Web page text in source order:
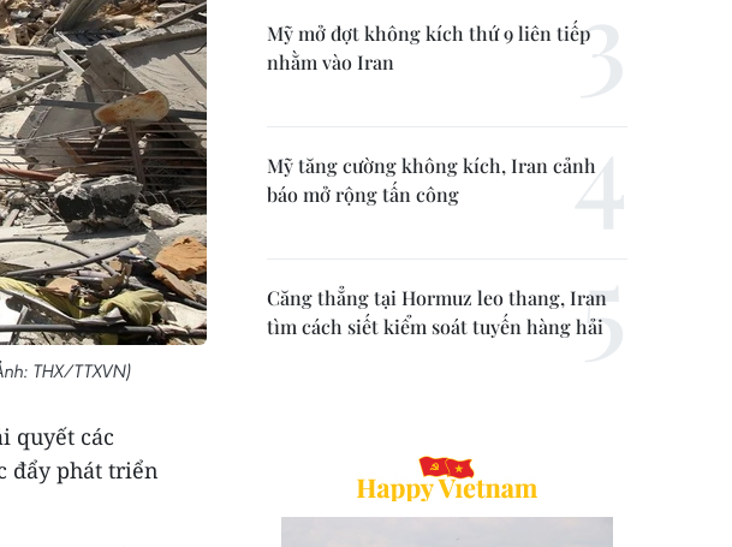
THX/TTXVN)
quyết các
đẩy phát triển
Mỹ mở đợt không kích thứ 9 liên tiếp
nhằm vào Iran
Mỹ tăng cường không kích, Iran cảnh
báo mở rộng tấn công
Căng thẳng tại Hormuz leo thang, Iran
tìm cách siết kiểm soát tuyến hàng hải